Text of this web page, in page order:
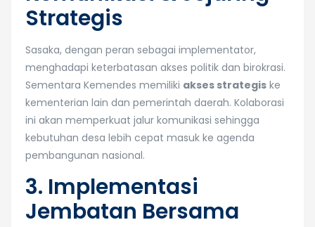
Strategis
Sasaka, dengan peran sebagai implementator,
menghadapi keterbatasan akses politik dan birokrasi.
Sementara Kemendes memiliki akses strategis ke
kementerian lain dan pemerintah daerah. Kolaborasi
ini akan memperkuat jalur komunikasi sehingga
kebutuhan desa lebih cepat masuk ke agenda
pembangunan nasional.
3. Implementasi
Jembatan Bersama